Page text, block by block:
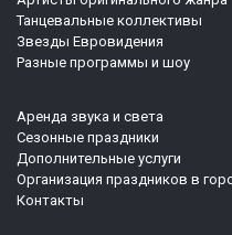
Танцевальные коллективы
Звезды Евровидения
Разные программы и шоу
Аренда звука и света
Сезонные праздники
Дополнительные услуги
Организация праздников в
Контакты